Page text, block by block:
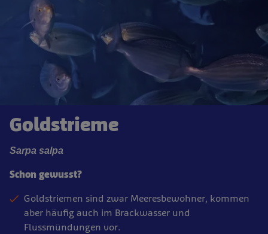
Goldstrieme
Sarpa salpa
Schon gewusst?
Goldstriemen sind zwar Meeresbewohner, kommen
aber häufig auch im Brackwasser und
Flussmündungen vor.